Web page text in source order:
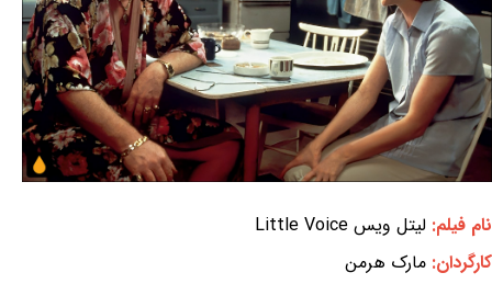
نام فیلم: لیتل ویس Little Voice
کارگردان: مارک هرمن